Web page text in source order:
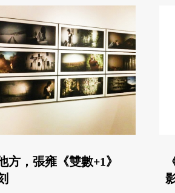
方，張雍《雙數+1》